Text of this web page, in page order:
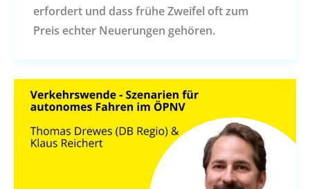
erfordert und dass frühe Zweifel oft zum
Preis echter Neuerungen gehören.